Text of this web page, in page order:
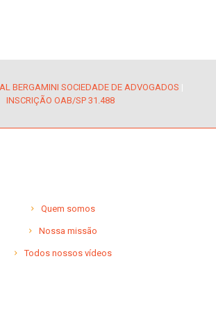
BERGAMINI SOCIEDADE DE ADVOGADOS |
INSCRIÇÃO OAB/SP 31.488
Quem somos
Nossa missão
Todos nossos vídeos